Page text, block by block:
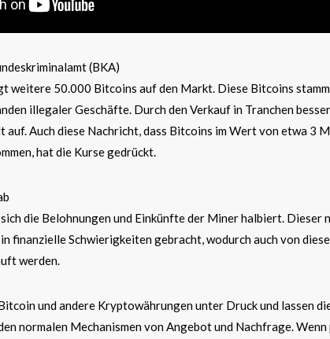
(BKA)
weitere 50.000 Bitcoins auf den Markt. Diese Bitcoins
illegaler Geschäfte. Durch den Verkauf in Tranchen
auf. Auch diese Nachricht, dass Bitcoins im Wert von etwa 3
hat die Kurse gedrückt.
die Belohnungen und Einkünfte der Miner halbiert. Dieser
finanzielle Schwierigkeiten gebracht, wodurch auch von
werden.
und andere Kryptowährungen unter Druck und lassen
normalen Mechanismen von Angebot und Nachfrage.